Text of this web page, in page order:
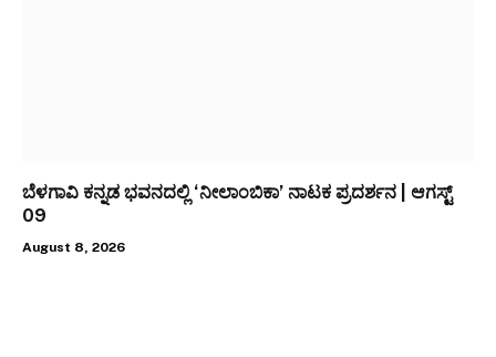
ಬೆಳಗಾವಿ ಕನ್ನಡ ಭವನದಲ್ಲಿ ‘ನೀಲಾಂಬಿಕಾ’ ನಾಟಕ ಪ್ರದರ್ಶನ | ಆಗಸ್ಟ್
09
August 8, 2026